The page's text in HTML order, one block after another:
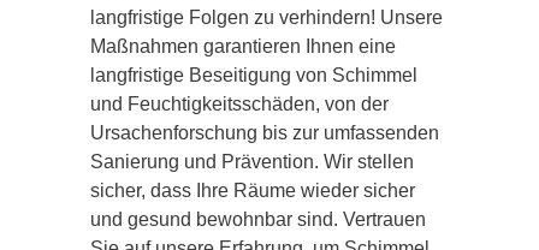
langfristige Folgen zu verhindern! Unsere
Maßnahmen garantieren Ihnen eine
langfristige Beseitigung von Schimmel
und Feuchtigkeitsschäden, von der
Ursachenforschung bis zur umfassenden
Sanierung und Prävention. Wir stellen
sicher, dass Ihre Räume wieder sicher
und gesund bewohnbar sind. Vertrauen